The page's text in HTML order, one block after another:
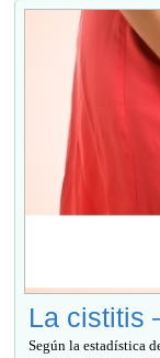
La cistitis
Según la estadística